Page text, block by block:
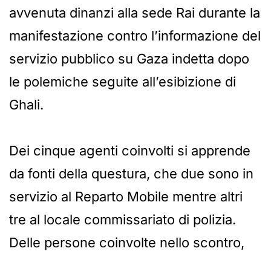
avvenuta dinanzi alla sede Rai durante la
manifestazione contro l’informazione del
servizio pubblico su Gaza indetta dopo
le polemiche seguite all’esibizione di
Ghali.
Dei cinque agenti coinvolti si apprende
da fonti della questura, che due sono in
servizio al Reparto Mobile mentre altri
tre al locale commissariato di polizia.
Delle persone coinvolte nello scontro,